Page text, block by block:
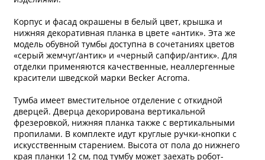
Корпус и фасад окрашены в белый цвет, крышка и
нижняя декоративная планка в цвете «антик». Эта же
модель обувной тумбы доступна в сочетаниях цветов
«серый жемчуг/антик» и «черный сапфир/антик». Для
отделки применяются качественные, неаллергенные
красители шведской марки Becker Acroma.
Тумба имеет вместительное отделение с откидной
дверцей. Дверца декорирована вертикальной
фрезеровкой, нижняя планка также с вертикальными
пропилами. В комплекте идут круглые ручки-кнопки с
искусственным старением. Высота от пола до нижнего
края планки 12 см, под тумбу может заехать робот-